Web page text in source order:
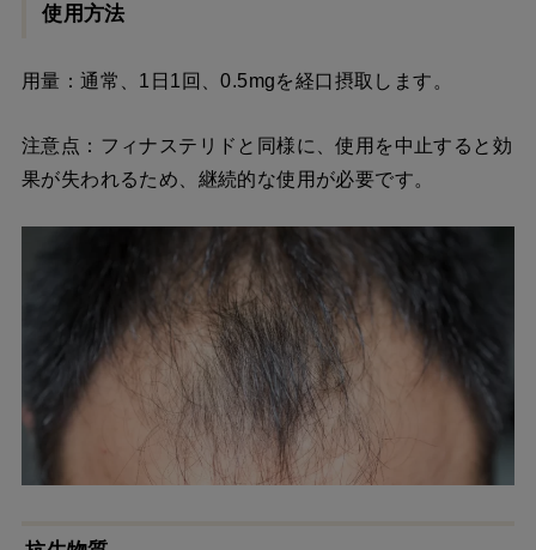
使用方法
用量：通常、1日1回、0.5mgを経口摂取します。
注意点：フィナステリドと同様に、使用を中止すると効
果が失われるため、継続的な使用が必要です。